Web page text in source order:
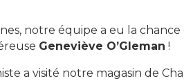
notre équipe a eu la
Geneviève O’Gleman !
a visité notre magasin de